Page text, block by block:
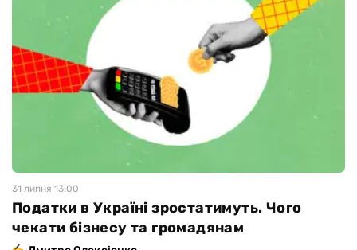
31 липня 13:00
Податки в Україні зростатимуть. Чого
чекати бізнесу та громадянам